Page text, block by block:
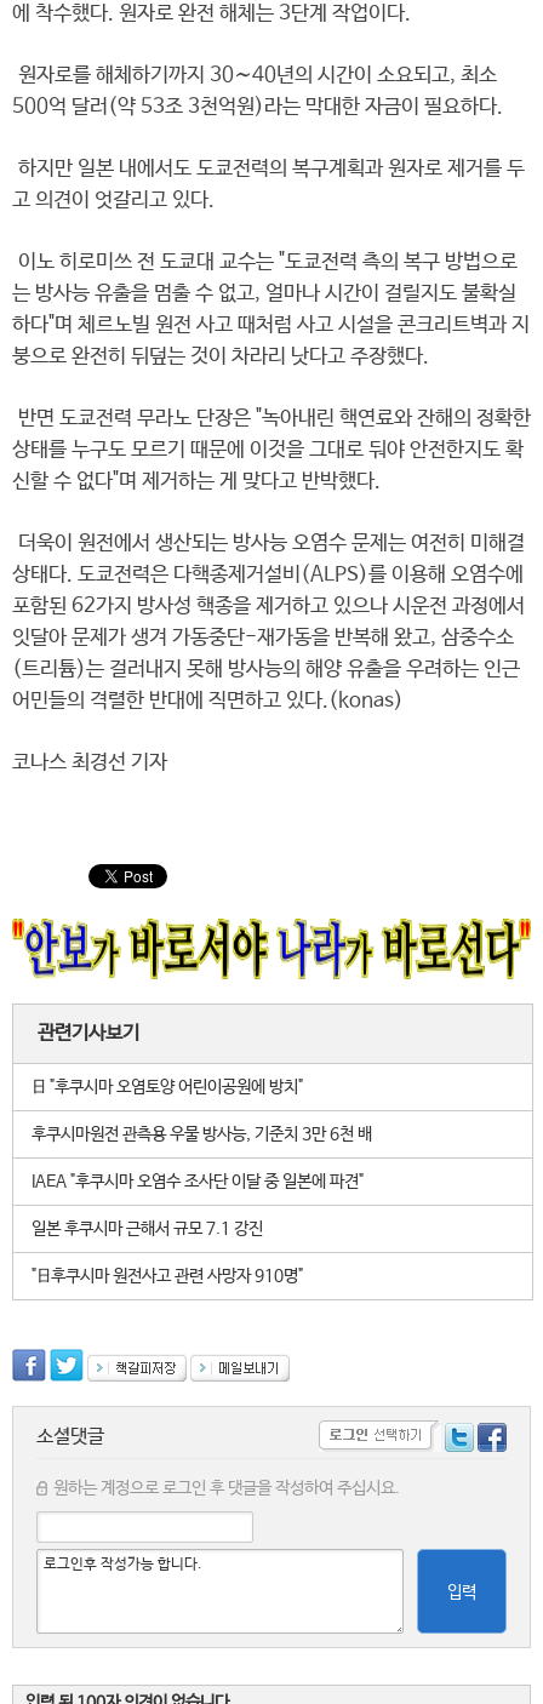
에 착수했다. 원자로 완전 해체는 3단계 작업이다.
원자로를 해체하기까지 30∼40년의 시간이 소요되고, 최소
500억 달러(약 53조 3천억원)라는 막대한 자금이 필요하다.
하지만 일본 내에서도 도쿄전력의 복구계획과 원자로 제거를 두
고 의견이 엇갈리고 있다.
이노 히로미쓰 전 도쿄대 교수는 "도쿄전력 측의 복구 방법으로
는 방사능 유출을 멈출 수 없고, 얼마나 시간이 걸릴지도 불확실
하다"며 체르노빌 원전 사고 때처럼 사고 시설을 콘크리트벽과 지
붕으로 완전히 뒤덮는 것이 차라리 낫다고 주장했다.
반면 도쿄전력 무라노 단장은 "녹아내린 핵연료와 잔해의 정확한
상태를 누구도 모르기 때문에 이것을 그대로 둬야 안전한지도 확
신할 수 없다"며 제거하는 게 맞다고 반박했다.
더욱이 원전에서 생산되는 방사능 오염수 문제는 여전히 미해결
상태다. 도쿄전력은 다핵종제거설비(ALPS)를 이용해 오염수에
포함된 62가지 방사성 핵종을 제거하고 있으나 시운전 과정에서
잇달아 문제가 생겨 가동중단-재가동을 반복해 왔고, 삼중수소
(트리튬)는 걸러내지 못해 방사능의 해양 유출을 우려하는 인근
어민들의 격렬한 반대에 직면하고 있다.(konas)
코나스 최경선 기자
관련기사보기
日 "후쿠시마 오염토양 어린이공원에 방치"
후쿠시마원전 관측용 우물 방사능, 기준치 3만 6천 배
IAEA "후쿠시마 오염수 조사단 이달 중 일본에 파견"
일본 후쿠시마 근해서 규모 7.1 강진
"日후쿠시마 원전사고 관련 사망자 910명"
소셜댓글
원하는 계정으로 로그인 후 댓글을 작성하여 주십시요.
입력